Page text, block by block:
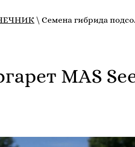
\ Семена гибрида
MAS